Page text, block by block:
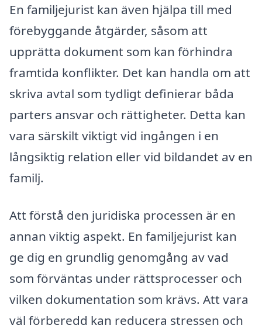
En familjejurist kan även hjälpa till med
förebyggande åtgärder, såsom att
upprätta dokument som kan förhindra
framtida konflikter. Det kan handla om att
skriva avtal som tydligt definierar båda
parters ansvar och rättigheter. Detta kan
vara särskilt viktigt vid ingången i en
långsiktig relation eller vid bildandet av en
familj.
Att förstå den juridiska processen är en
annan viktig aspekt. En familjejurist kan
ge dig en grundlig genomgång av vad
som förväntas under rättsprocesser och
vilken dokumentation som krävs. Att vara
väl förberedd kan reducera stressen och